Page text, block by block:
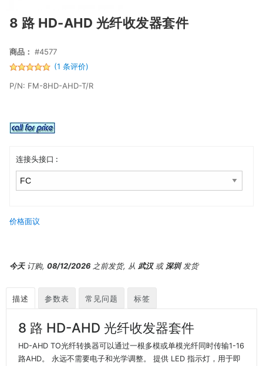
8 路 HD-AHD 光纤收发器套件
商品： #4577
(1 条评价)
P/N: FM-8HD-AHD-T/R
连接头接口 :
价格面议
今天订购,08/12/2026 之前发货, 从武汉或 深圳发货
描述 参数表 常见问题 标签
8 路 HD-AHD 光纤收发器套件
HD-AHD TO光纤转换器可以通过一根多模或单模光纤同时传输1-16
路AHD。 永远不需要电子和光学调整。 提供 LED 指示灯，用于即